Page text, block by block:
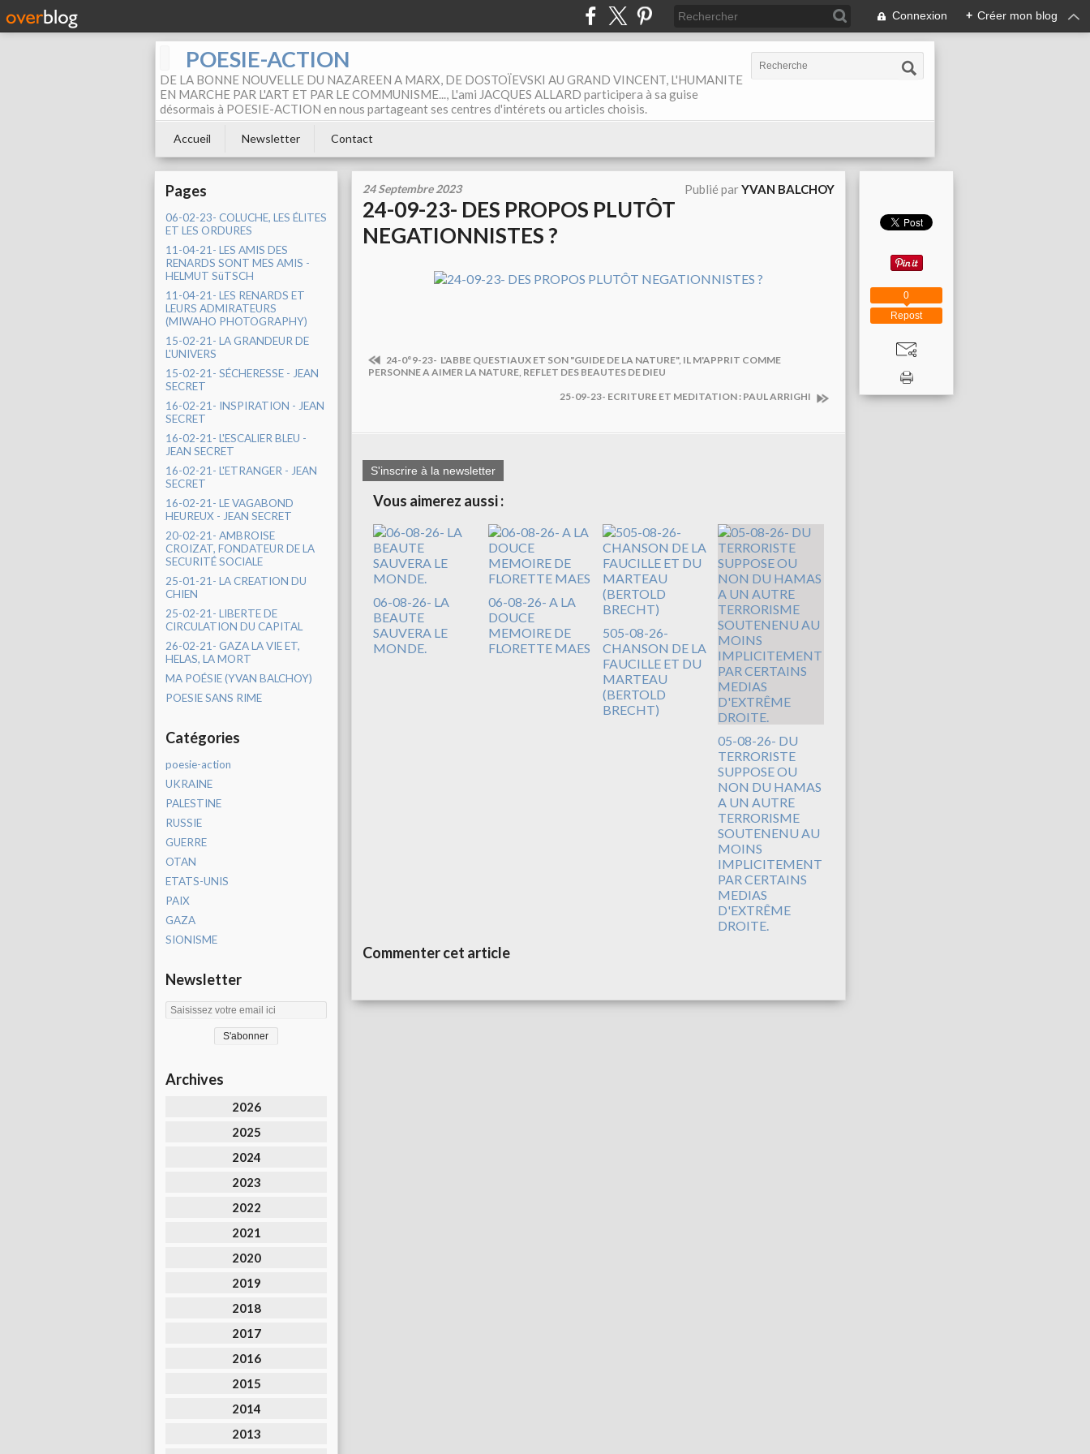
Connexion + Créer mon blog
POESIE-ACTION
DE LA BONNE NOUVELLE DU NAZAREEN A MARX, DE DOSTOÏEVSKI AU GRAND VINCENT, L'HUMANITE
EN MARCHE PAR L'ART ET PAR LE COMMUNISME..., L'ami JACQUES ALLARD participera à sa guise
désormais à POESIE-ACTION en nous partageant ses centres d'intérets ou articles choisis.
Accueil Newsletter Contact
Pages
06-02-23- COLUCHE, LES ÉLITES
ET LES ORDURES
11-04-21- LES AMIS DES
RENARDS SONT MES AMIS -
HELMUT SüTSCH
11-04-21- LES RENARDS ET
LEURS ADMIRATEURS
(MIWAHO PHOTOGRAPHY)
15-02-21- LA GRANDEUR DE
L'UNIVERS
15-02-21- SÉCHERESSE - JEAN
SECRET
16-02-21- INSPIRATION - JEAN
SECRET
16-02-21- L'ESCALIER BLEU -
JEAN SECRET
16-02-21- L'ETRANGER - JEAN
SECRET
16-02-21- LE VAGABOND
HEUREUX - JEAN SECRET
20-02-21- AMBROISE
CROIZAT, FONDATEUR DE LA
SECURITÉ SOCIALE
25-01-21- LA CREATION DU
CHIEN
25-02-21- LIBERTE DE
CIRCULATION DU CAPITAL
26-02-21- GAZA LA VIE ET,
HELAS, LA MORT
MA POÉSIE (YVAN BALCHOY)
POESIE SANS RIME
Catégories
poesie-action
UKRAINE
PALESTINE
RUSSIE
GUERRE
OTAN
ETATS-UNIS
PAIX
GAZA
SIONISME
Newsletter
Archives
2026
2025
2024
2023
2022
2021
2020
2019
2018
2017
2016
2015
2014
2013
24 Septembre 2023 Publié parYVAN BALCHOY
24-09-23- DES PROPOS PLUTÔT
NEGATIONNISTES ?
24-0°9-23- L'ABBE QUESTIAUX ET SON "GUIDE DE LA NATURE", IL M'APPRIT COMME
PERSONNE A AIMER LA NATURE, REFLET DES BEAUTES DE DIEU
25-09-23- ECRITURE ET MEDITATION : PAUL ARRIGHI
S'inscrire à la newsletter
Vous aimerez aussi :
06-08-26- LA
BEAUTE
SAUVERA LE
MONDE.
06-08-26- A LA
DOUCE
MEMOIRE DE
FLORETTE MAES
505-08-26-
CHANSON DE LA
FAUCILLE ET DU
MARTEAU
(BERTOLD
BRECHT)
05-08-26- DU
TERRORISTE
SUPPOSE OU
NON DU HAMAS
A UN AUTRE
TERRORISME
SOUTENENU AU
MOINS
IMPLICITEMENT
PAR CERTAINS
MEDIAS
D'EXTRÊME
DROITE.
Commenter cet article
Repost
0